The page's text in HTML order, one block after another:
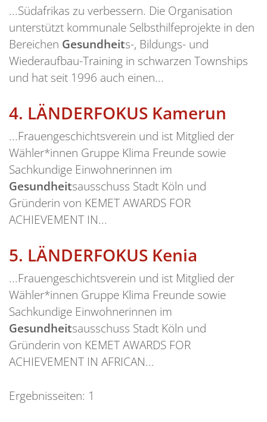
...Südafrikas zu verbessern. Die Organisation
unterstützt kommunale Selbsthilfeprojekte in den
Bereichen Gesundheits-, Bildungs- und
Wiederaufbau-Training in schwarzen Townships
und hat seit 1996 auch einen...
4. LÄNDERFOKUS Kamerun
...Frauengeschichtsverein und ist Mitglied der
Wähler*innen Gruppe Klima Freunde sowie
Sachkundige Einwohnerinnen im
Gesundheitsausschuss Stadt Köln und
Gründerin von KEMET AWARDS FOR
ACHIEVEMENT IN...
5. LÄNDERFOKUS Kenia
...Frauengeschichtsverein und ist Mitglied der
Wähler*innen Gruppe Klima Freunde sowie
Sachkundige Einwohnerinnen im
Gesundheitsausschuss Stadt Köln und
Gründerin von KEMET AWARDS FOR
ACHIEVEMENT IN AFRICAN...
Ergebnisseiten: 1